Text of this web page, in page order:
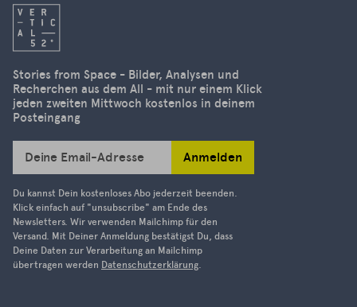
Stories from Space - Bilder, Analysen und
Recherchen aus dem All - mit nur einem Klick
jeden zweiten Mittwoch kostenlos in deinem
Posteingang
Deine Email-Adresse Anmelden
Du kannst Dein kostenloses Abo jederzeit beenden.
Klick einfach auf "unsubscribe" am Ende des
Newsletters. Wir verwenden Mailchimp für den
Versand. Mit Deiner Anmeldung bestätigst Du, dass
Deine Daten zur Verarbeitung an Mailchimp
übertragen werden Datenschutzerklärung.